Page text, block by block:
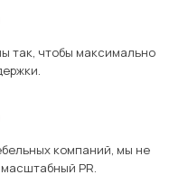
так, чтобы максимально
компаний, мы не
PR.